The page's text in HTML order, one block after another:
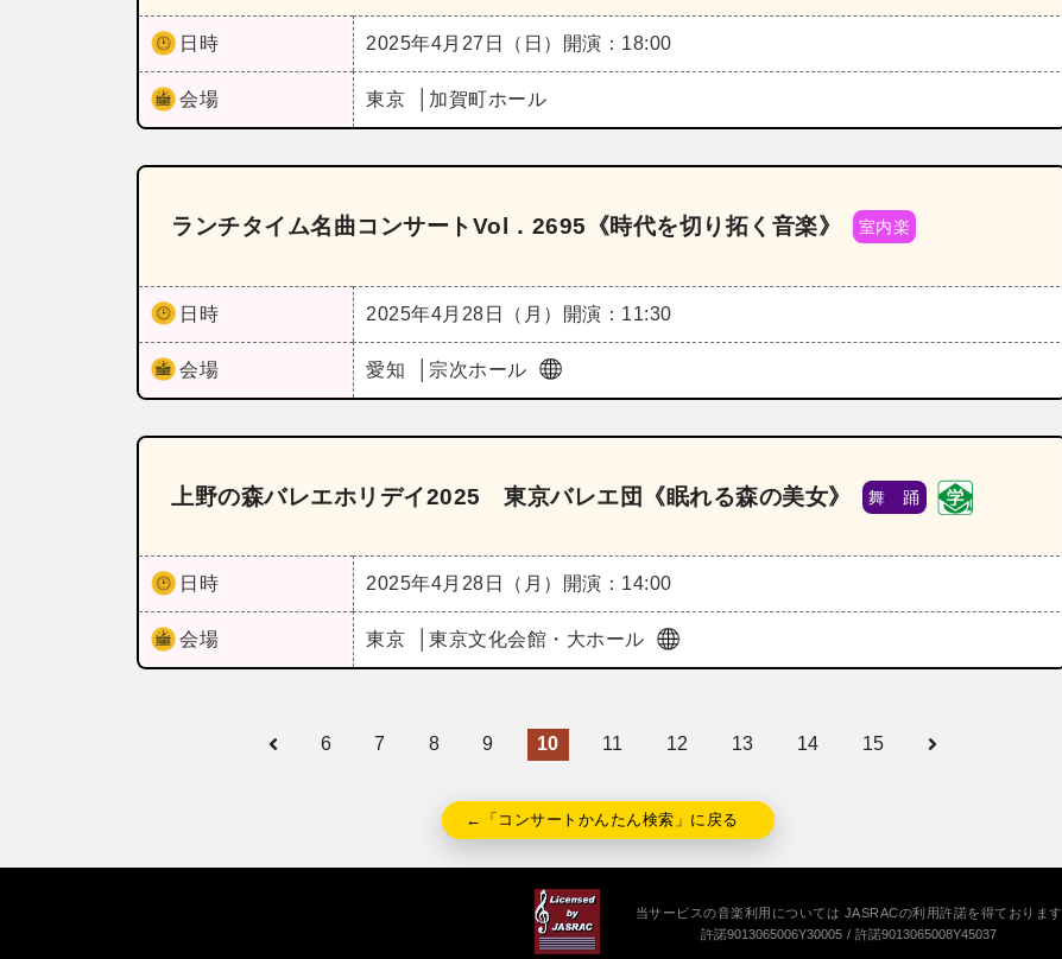
日時 2025年4月27日（日） 開演：18:00
会場 東京 加賀町ホール
ランチタイム名曲コンサートVol．2695《時代を切り拓く音楽》 室内楽
日時 2025年4月28日（月） 開演：11:30
会場 愛知 宗次ホール
上野の森バレエホリデイ2025 東京バレエ団《眠れる森の美女》 舞 踊
日時 2025年4月28日（月） 開演：14:00
会場 東京 東京文化会館・大ホール
6 7 8 9 10 11 12 13 14 15
←「コンサートかんたん検索」に戻る
当サービスの音楽利用については JASRACの利用許諾を得ております
許諾9013065006Y30005
許諾9013065008Y45037